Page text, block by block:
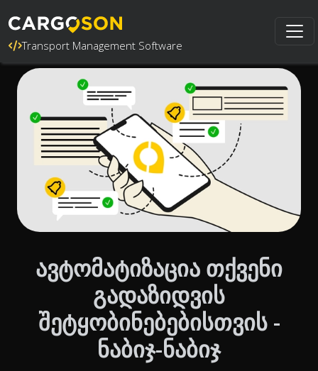
Transport Management Software
ავტომატიზაცია თქვენი
გადაზიდვის
შეტყობინებებისთვის -
ნაბიჯ-ნაბიჯ